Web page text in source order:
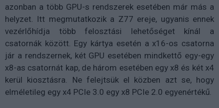
azonban a több GPU-s rendszerek esetében már más a
helyzet. Itt megmutatkozik a Z77 ereje, ugyanis ennek
vezérlőhídja több felosztási lehetőséget kínál a
csatornák között. Egy kártya esetén a x16-os csatorna
jár a rendszernek, két GPU esetében mindkettő egy-egy
x8-as csatornát kap, de három esetében egy x8 és két x4
kerül kiosztásra. Ne felejtsük el közben azt se, hogy
elméletileg egy x4 PCIe 3.0 egy x8 PCIe 2.0 egyenértékű.